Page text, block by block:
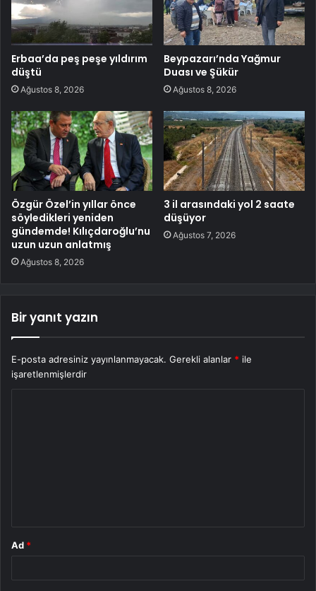
Erbaa’da peş peşe yıldırım
düştü
Ağustos 8, 2026
Beypazarı’nda Yağmur
Duası ve Şükür
Ağustos 8, 2026
Özgür Özel’in yıllar önce
söyledikleri yeniden
gündemde! Kılıçdaroğlu’nu
uzun uzun anlatmış
Ağustos 8, 2026
3 il arasındaki yol 2 saate
düşüyor
Ağustos 7, 2026
Bir yanıt yazın
E-posta adresiniz yayınlanmayacak. Gerekli alanlar * ile
işaretlenmişlerdir
Ad *